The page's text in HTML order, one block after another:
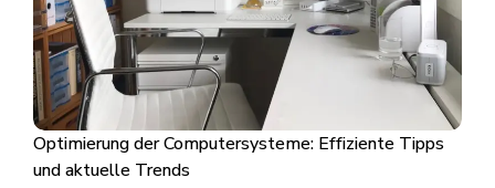
Optimierung der Computersysteme: Effiziente Tipps
und aktuelle Trends